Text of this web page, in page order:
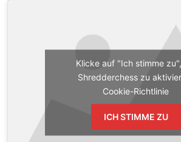
Klicke auf "Ich stimme
Shredderchess zu
Cookie-Richtlinie
ICH STIMME ZU